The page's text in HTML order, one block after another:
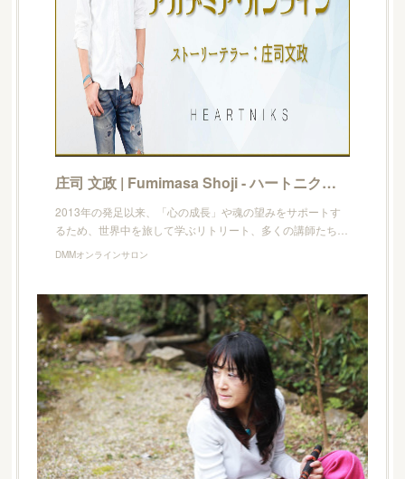
庄司 文政 | Fumimasa Shoji - ハートニクス presents アカデミア・オンライン - DMMオンラインサロン
2013年の発足以来、「心の成長」や魂の望みをサポートす
るため、世界中を旅して学ぶリトリート、多くの講師たち…
DMMオンラインサロン